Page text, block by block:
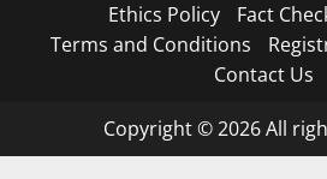
Ethics Policy
Fact
Terms and Conditions
Contact Us
Copyright © 2026 All